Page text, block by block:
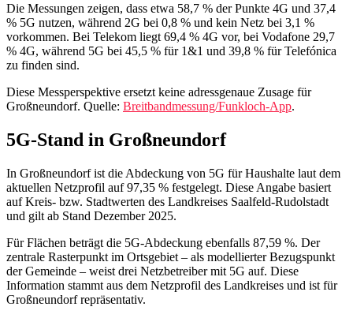
Die Messungen zeigen, dass etwa 58,7 % der Punkte 4G und 37,4
% 5G nutzen, während 2G bei 0,8 % und kein Netz bei 3,1 %
vorkommen. Bei Telekom liegt 69,4 % 4G vor, bei Vodafone 29,7
% 4G, während 5G bei 45,5 % für 1&1 und 39,8 % für Telefónica
zu finden sind.
Diese Messperspektive ersetzt keine adressgenaue Zusage für
Großneundorf. Quelle: Breitbandmessung/Funkloch-App.
5G-Stand in Großneundorf
In Großneundorf ist die Abdeckung von 5G für Haushalte laut dem
aktuellen Netzprofil auf 97,35 % festgelegt. Diese Angabe basiert
auf Kreis‑ bzw. Stadtwerten des Landkreises Saalfeld‑Rudolstadt
und gilt ab Stand Dezember 2025.
Für Flächen beträgt die 5G-Abdeckung ebenfalls 87,59 %. Der
zentrale Rasterpunkt im Ortsgebiet – als modellierter Bezugspunkt
der Gemeinde – weist drei Netzbetreiber mit 5G auf. Diese
Information stammt aus dem Netzprofil des Landkreises und ist für
Großneundorf repräsentativ.